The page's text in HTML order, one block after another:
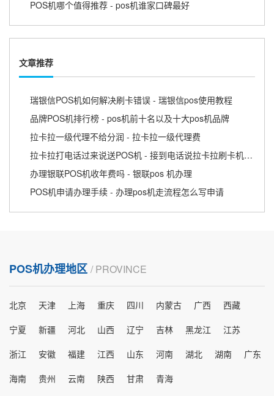
POS机哪个值得推荐 - pos机谁家口碑最好
文章推荐
瑞银信POS机如何解决刷卡错误 - 瑞银信pos使用教程
品牌POS机排行榜 - pos机前十名以及十大pos机品牌
拉卡拉一级代理不给分润 - 拉卡拉一级代理费
拉卡拉打电话过来说送POS机 - 接到电话说拉卡拉刷卡机还有用么
办理银联POS机收年费吗 - 银联pos 机办理
POS机申请办理手续 - 办理pos机走流程怎么写申请
POS机办理地区 / PROVINCE
北京 天津 上海 重庆 四川 内蒙古 广西
西藏
宁夏
新疆 河北 山西 辽宁 吉林 黑龙江
江苏
浙江
安徽 福建 江西 山东 河南 湖北 湖南
广东
海南
贵州 云南 陕西 甘肃 青海